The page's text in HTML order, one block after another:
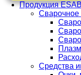
Продукция
Средства